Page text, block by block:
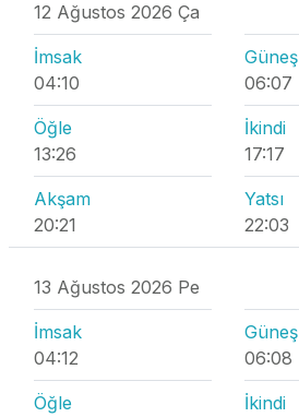
12 Ağustos 2026 Ça
İmsak
04:10
Güneş
06:07
Öğle
13:26
İkindi
17:17
Akşam
20:21
Yatsı
22:03
13 Ağustos 2026 Pe
İmsak
04:12
Güneş
06:08
Öğle
İkindi